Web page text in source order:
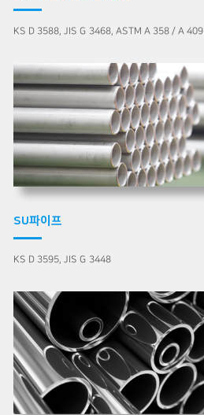
KS D 3588, JIS G 3468, ASTM A 358 / A 409
SU파이프
KS D 3595, JIS G 3448